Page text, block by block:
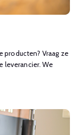
Vraag ze
leverancier. We